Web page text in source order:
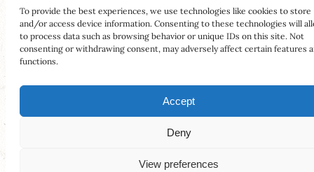
To provide the best experiences, we use technologies like cookies to store
and/or access device information. Consenting to these technologies will
to process data such as browsing behavior or unique IDs on this site. Not
consenting or withdrawing consent, may adversely affect certain features
functions.
Accept
Deny
View preferences